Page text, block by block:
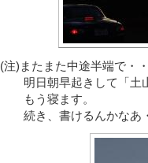
(注)またまた中途半端で・・
明日朝早起きして「土
もう寝ます。
続き、書けるんかなあ・